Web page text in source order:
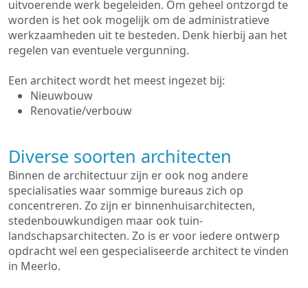
uitvoerende werk begeleiden. Om geheel ontzorgd te
worden is het ook mogelijk om de administratieve
werkzaamheden uit te besteden. Denk hierbij aan het
regelen van eventuele vergunning.
Een architect wordt het meest ingezet bij:
Nieuwbouw
Renovatie/verbouw
Diverse soorten architecten
Binnen de architectuur zijn er ook nog andere
specialisaties waar sommige bureaus zich op
concentreren. Zo zijn er binnenhuisarchitecten,
stedenbouwkundigen maar ook tuin-
landschapsarchitecten. Zo is er voor iedere ontwerp
opdracht wel een gespecialiseerde architect te vinden
in Meerlo.